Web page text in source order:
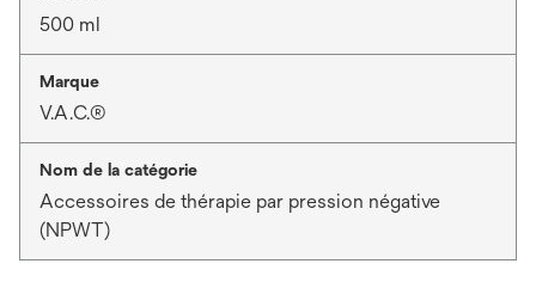
500 ml
Marque
V.A.C.®
Nom de la catégorie
Accessoires de thérapie par pression négative
(NPWT)